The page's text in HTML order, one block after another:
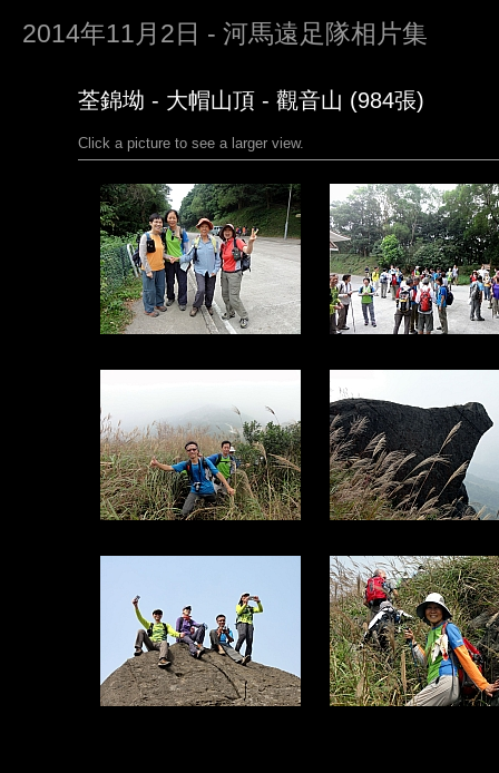
2014年11月2日 - 河馬遠足隊相片集
荃錦坳 - 大帽山頂 - 觀音山 (984張)
Click a picture to see a larger view.